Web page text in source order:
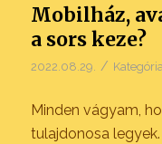
Mobilház,
a sors keze?
2022.08.29. /
Minden vágyam,
tulajdonosa